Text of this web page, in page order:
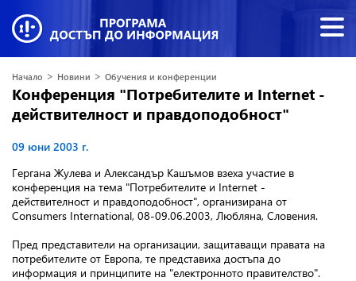
Начало > Новини > Обучения и конференции
Конференция "Потребителите и Internet -
действителност и правдоподобност"
09 юни 2003 г.
Гергана Жулева и Александър Кашъмов взеха участие в
конференция на тема "Потребителите и Internet -
действителност и правдоподобност", организирана от
Consumers International, 08-09.06.2003, Любляна, Словения.
Пред представители на организации, защитаващи правата на
потребителите от Европа, те представиха достъпа до
информация и принципите на "електронното правителство".